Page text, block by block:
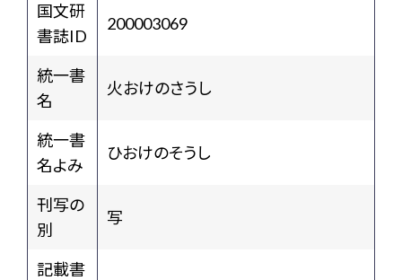
国文研
書誌ID
200003069
統一書
名
火おけのさうし
統一書
名よみ
ひおけのそうし
刊写の
別
写
記載書